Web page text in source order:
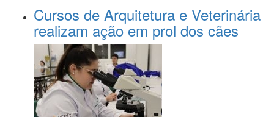
Cursos de Arquitetura e Veterinária
realizam ação em prol dos cães